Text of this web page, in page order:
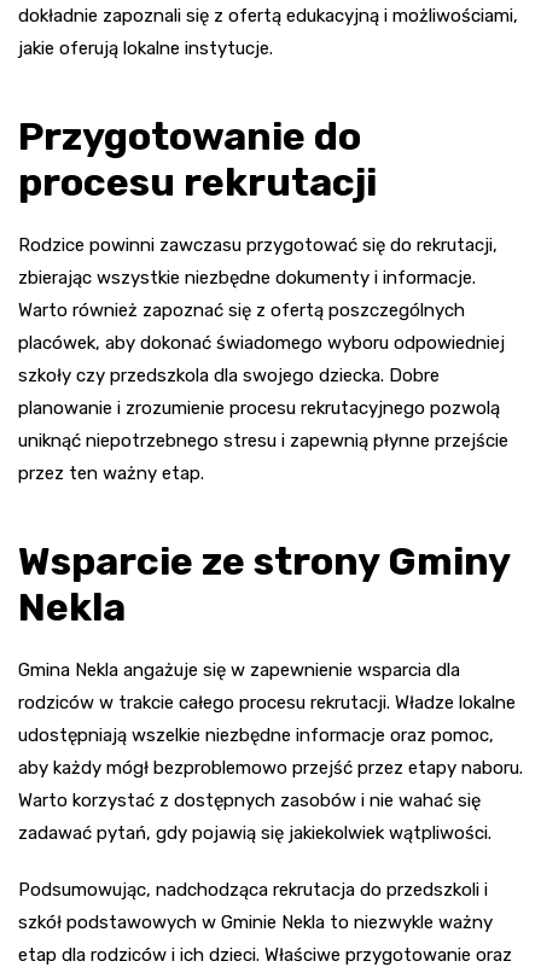
dokładnie zapoznali się z ofertą edukacyjną i możliwościami,
jakie oferują lokalne instytucje.
Przygotowanie do
procesu rekrutacji
Rodzice powinni zawczasu przygotować się do rekrutacji,
zbierając wszystkie niezbędne dokumenty i informacje.
Warto również zapoznać się z ofertą poszczególnych
placówek, aby dokonać świadomego wyboru odpowiedniej
szkoły czy przedszkola dla swojego dziecka. Dobre
planowanie i zrozumienie procesu rekrutacyjnego pozwolą
uniknąć niepotrzebnego stresu i zapewnią płynne przejście
przez ten ważny etap.
Wsparcie ze strony Gminy
Nekla
Gmina Nekla angażuje się w zapewnienie wsparcia dla
rodziców w trakcie całego procesu rekrutacji. Władze lokalne
udostępniają wszelkie niezbędne informacje oraz pomoc,
aby każdy mógł bezproblemowo przejść przez etapy naboru.
Warto korzystać z dostępnych zasobów i nie wahać się
zadawać pytań, gdy pojawią się jakiekolwiek wątpliwości.
Podsumowując, nadchodząca rekrutacja do przedszkoli i
szkół podstawowych w Gminie Nekla to niezwykle ważny
etap dla rodziców i ich dzieci. Właściwe przygotowanie oraz